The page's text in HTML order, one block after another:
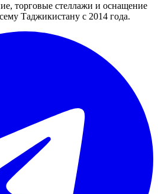
торговые стеллажи и оснащение
Таджикистану с 2014 года.